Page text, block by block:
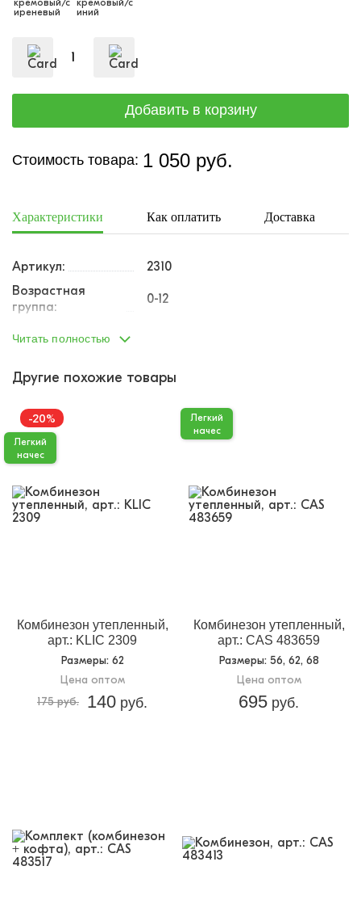
иреневый
иний
Стоимость товара: 1 050 руб.
Характеристики Как оплатить Доставка
Артикул:
2310
Возрастная
группа:
0-12
Возраст от:
0
Производство:
Состав:
Материал:
Футер легкий начес
Доп.параметр:
короткий рукав
Читать полностью
Другие похожие товары
-20%
Легкий
начес
Комбинезон утепленный,
арт.: KLIC 2309
Размеры: 62
Цена оптом
175 руб.
140 руб.
Легкий
начес
Комбинезон утепленный,
арт.: CAS 483659
Размеры: 56, 62, 68
Цена оптом
695 руб.